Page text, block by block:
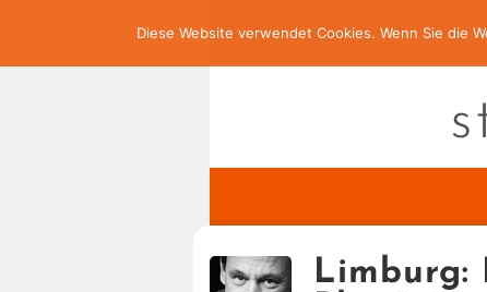
Limburg:
Diese Website verwendet Cookies. Wenn Sie die